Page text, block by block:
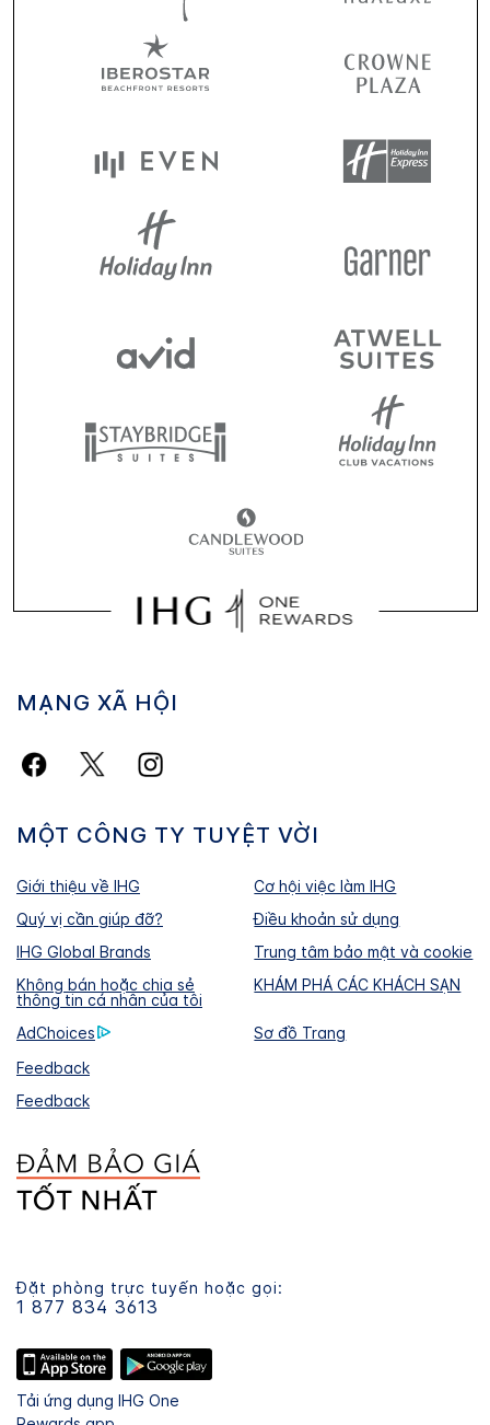
MẠNG XÃ HỘI
MỘT CÔNG TY TUYỆT VỜI
Giới thiệu về IHG
Cơ hội việc làm IHG
Quý vị cần giúp đỡ?
Điều khoản sử dụng
IHG Global Brands
Trung tâm bảo mật và cookie
Không bán hoặc chia sẻ
thông tin cá nhân của tôi
KHÁM PHÁ CÁC KHÁCH SẠN
AdChoices
Sơ đồ Trang
Feedback
Feedback
Đặt phòng trực tuyến hoặc gọi:
1 877 834 3613
Tải ứng dụng IHG One